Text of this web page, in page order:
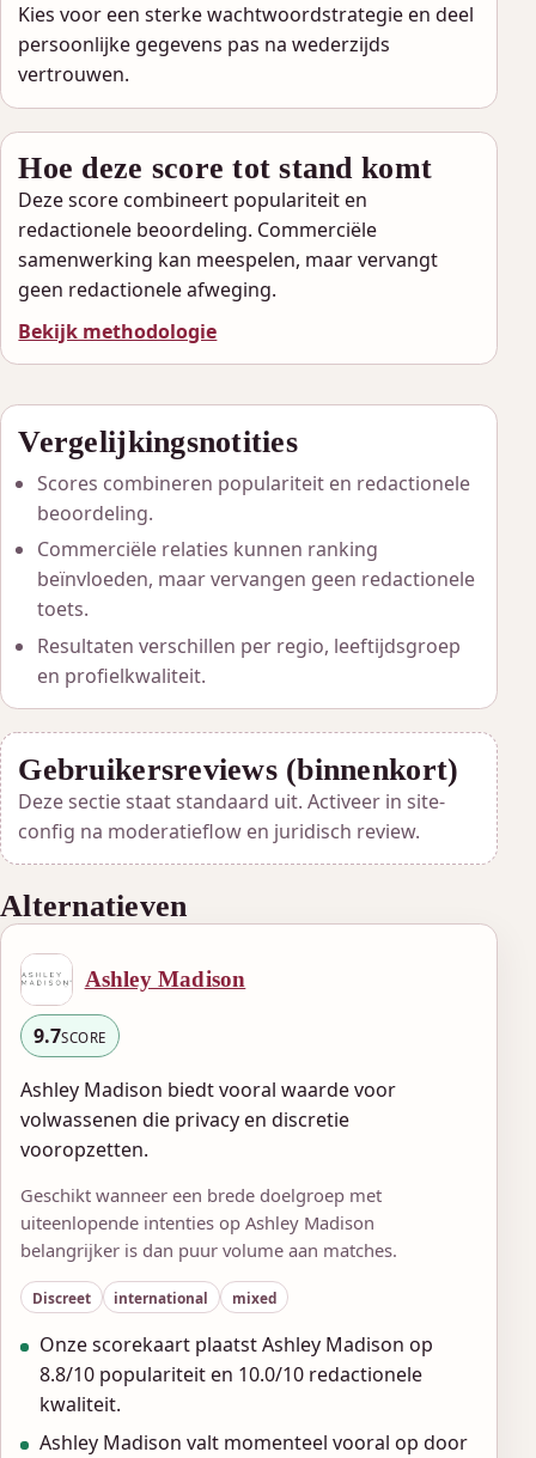
Kies voor een sterke wachtwoordstrategie en deel
persoonlijke gegevens pas na wederzijds
vertrouwen.
Hoe deze score tot stand komt
Deze score combineert populariteit en
redactionele beoordeling. Commerciële
samenwerking kan meespelen, maar vervangt
geen redactionele afweging.
Bekijk methodologie
Vergelijkingsnotities
Scores combineren populariteit en redactionele
beoordeling.
Commerciële relaties kunnen ranking
beïnvloeden, maar vervangen geen redactionele
toets.
Resultaten verschillen per regio, leeftijdsgroep
en profielkwaliteit.
Gebruikersreviews (binnenkort)
Deze sectie staat standaard uit. Activeer in site-
config na moderatieflow en juridisch review.
Alternatieven
Ashley Madison
9.7SCORE
Ashley Madison biedt vooral waarde voor
volwassenen die privacy en discretie
vooropzetten.
Geschikt wanneer een brede doelgroep met
uiteenlopende intenties op Ashley Madison
belangrijker is dan puur volume aan matches.
Discreet international mixed
Onze scorekaart plaatst Ashley Madison op
8.8/10 populariteit en 10.0/10 redactionele
kwaliteit.
Ashley Madison valt momenteel vooral op door